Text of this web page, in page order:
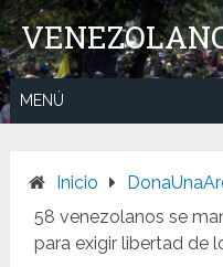
Saltar
al
contenido
MENÚ
Inicio
58 venezolanos se
para exigir libertad de